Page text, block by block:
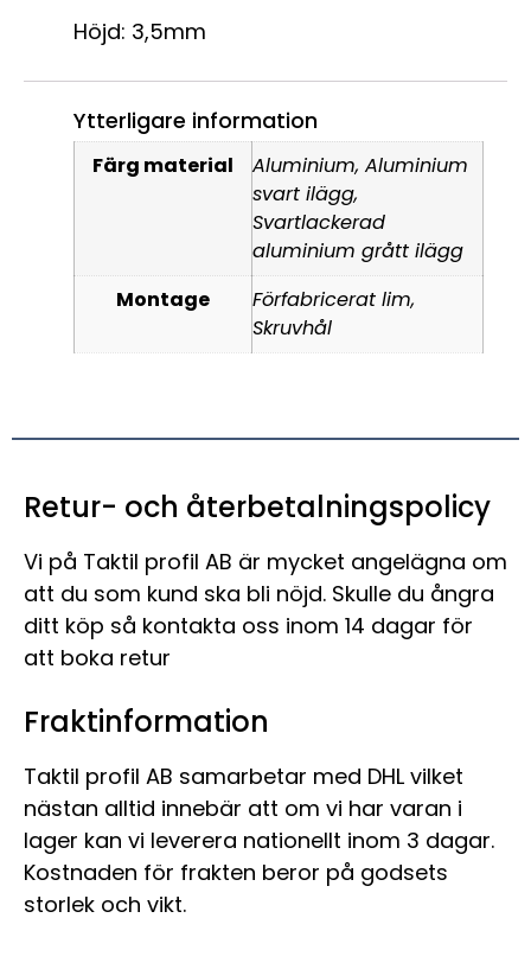
Höjd: 3,5mm
Ytterligare information
Färg material
Aluminium, Aluminium
svart ilägg,
Svartlackerad
aluminium grått ilägg
Montage
Förfabricerat lim,
Skruvhål
Retur- och återbetalningspolicy
Vi på Taktil profil AB är mycket angelägna om
att du som kund ska bli nöjd. Skulle du ångra
ditt köp så kontakta oss inom 14 dagar för
att boka retur
Fraktinformation
Taktil profil AB samarbetar med DHL vilket
nästan alltid innebär att om vi har varan i
lager kan vi leverera nationellt inom 3 dagar.
Kostnaden för frakten beror på godsets
storlek och vikt.